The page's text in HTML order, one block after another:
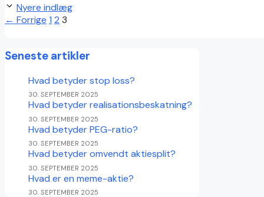
Nyere indlæg
← Forrige Side
1 Side
2 Side
3
Seneste artikler
Hvad betyder stop loss?
30. SEPTEMBER 2025
Hvad betyder realisationsbeskatning?
30. SEPTEMBER 2025
Hvad betyder PEG-ratio?
30. SEPTEMBER 2025
Hvad betyder omvendt aktiesplit?
30. SEPTEMBER 2025
Hvad er en meme-aktie?
30. SEPTEMBER 2025